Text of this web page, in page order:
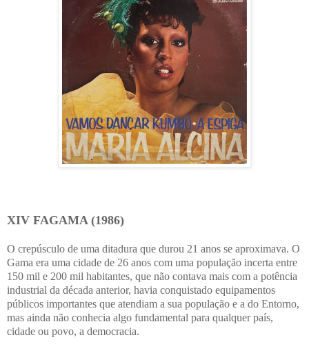
XIV FAGAMA (1986)
O crepúsculo de uma ditadura que durou 21 anos se aproximava. O
Gama era uma cidade de 26 anos com uma população incerta entre
150 mil e 200 mil habitantes, que não contava mais com a potência
industrial da década anterior, havia conquistado equipamentos
públicos importantes que atendiam a sua população e a do Entorno,
mas ainda não conhecia algo fundamental para qualquer país,
cidade ou povo, a democracia.